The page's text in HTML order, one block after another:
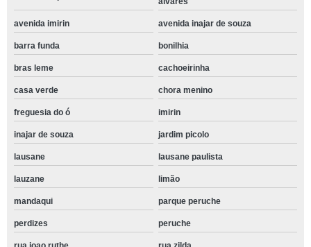
avenida imirin avenida inajar de souza
barra funda bonilhia
bras leme cachoeirinha
casa verde chora menino
freguesia do ó imirin
inajar de souza jardim picolo
lausane lausane paulista
lauzane limão
mandaqui parque peruche
perdizes peruche